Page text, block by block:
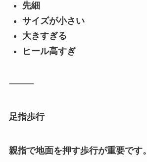
先細
サイズが小さい
大きすぎる
ヒール高すぎ
⸻
足指歩行
親指で地面を押す歩行が重要です。